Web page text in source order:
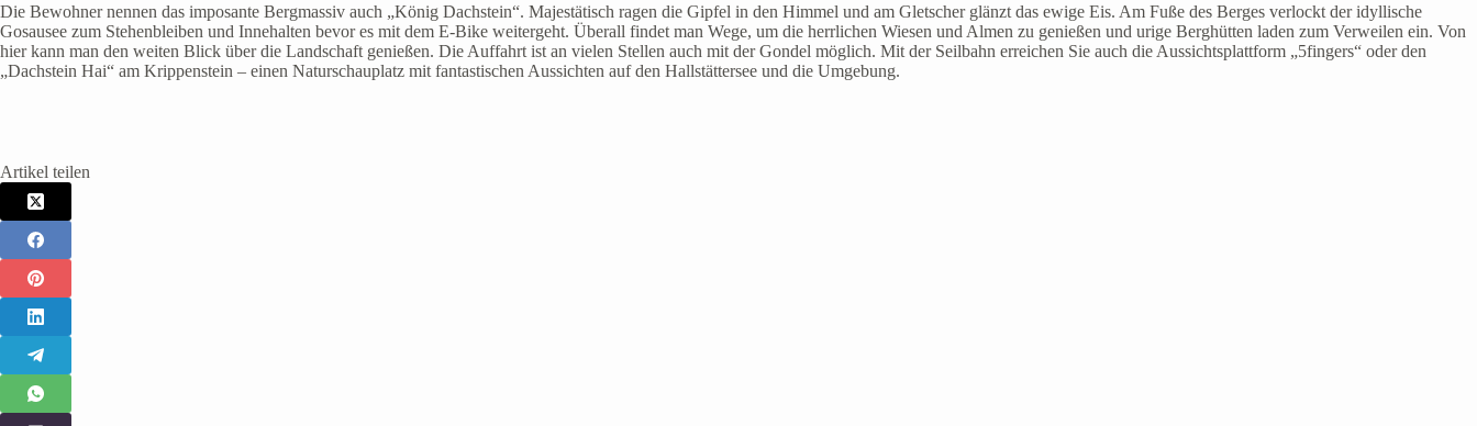
Die Bewohner nennen das imposante Bergmassiv auch „König Dachstein“. Majestätisch ragen die Gipfel in den Himmel und am Gletscher glänzt das ewige Eis. Am Fuße des Berges verlockt der idyllische
Gosausee zum Stehenbleiben und Innehalten bevor es mit dem E-Bike weitergeht. Überall findet man Wege, um die herrlichen Wiesen und Almen zu genießen und urige Berghütten laden zum Verweilen ein. Von
hier kann man den weiten Blick über die Landschaft genießen. Die Auffahrt ist an vielen Stellen auch mit der Gondel möglich. Mit der Seilbahn erreichen Sie auch die Aussichtsplattform „5fingers“ oder den
„Dachstein Hai“ am Krippenstein – einen Naturschauplatz mit fantastischen Aussichten auf den Hallstättersee und die Umgebung.
Artikel teilen